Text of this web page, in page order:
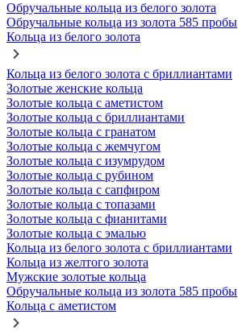
Обручальные кольца из белого золота
Обручальные кольца из золота 585 пробы
Кольца из белого золота
Кольца из белого золота с бриллиантами
Золотые женские кольца
Золотые кольца с аметистом
Золотые кольца с бриллиантами
Золотые кольца с гранатом
Золотые кольца с жемчугом
Золотые кольца с изумрудом
Золотые кольца с рубином
Золотые кольца с сапфиром
Золотые кольца с топазами
Золотые кольца с фианитами
Золотые кольца с эмалью
Кольца из белого золота с бриллиантами
Кольца из желтого золота
Мужские золотые кольца
Обручальные кольца из золота 585 пробы
Кольца с аметистом